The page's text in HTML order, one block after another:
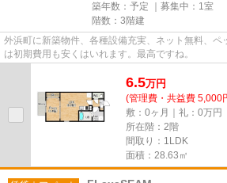
築年数：予定 ｜募集中： 1室
階数：3階建
外浜町に新築物件、各種設備充実、ネット無料、ペ
は初期費用も安くはいれます。最高ですね。
6.5万円
(管理費・共益費 5,000
敷：0ヶ月｜礼：0万円
所在階：2階
間取り：1LDK
面積：28.63㎡